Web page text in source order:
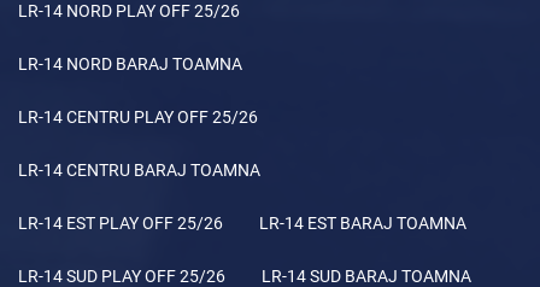
LR-14 NORD PLAY OFF 25/26
LR-14 NORD BARAJ TOAMNA
LR-14 CENTRU PLAY OFF 25/26
LR-14 CENTRU BARAJ TOAMNA
LR-14 EST PLAY OFF 25/26 LR-14 EST BARAJ TOAMNA
LR-14 SUD PLAY OFF 25/26 LR-14 SUD BARAJ TOAMNA